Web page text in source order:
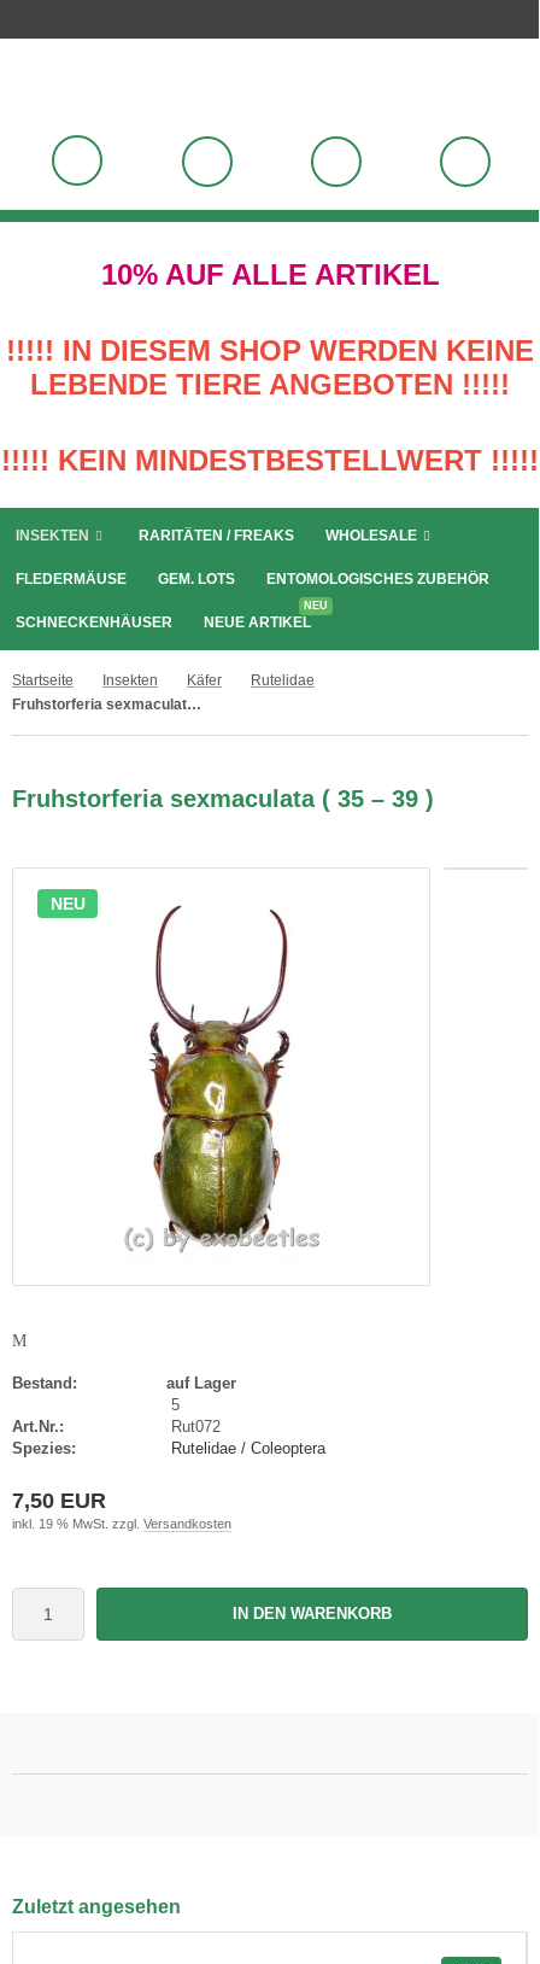
10% AUF ALLE ARTIKEL
!!!!! IN DIESEM SHOP WERDEN KEINE
LEBENDE TIERE ANGEBOTEN !!!!!
!!!!! KEIN MINDESTBESTELLWERT !!!!!
INSEKTEN RARITÄTEN / FREAKS WHOLESALE
FLEDERMÄUSE GEM. LOTS ENTOMOLOGISCHES ZUBEHÖR
SCHNECKENHÄUSER NEUE ARTIKEL
NEU
Startseite Insekten Käfer
Rutelidae
Fruhstorferia sexmaculata ( 35 – 39 )
Fruhstorferia sexmaculata ( 35 – 39 )
NEU
M
Bestand:
auf Lager
5
Art.Nr.:
Rut072
Spezies:
Rutelidae / Coleoptera
7,50 EUR
inkl. 19 % MwSt. zzgl. Versandkosten
IN DEN WARENKORB
Zuletzt angesehen